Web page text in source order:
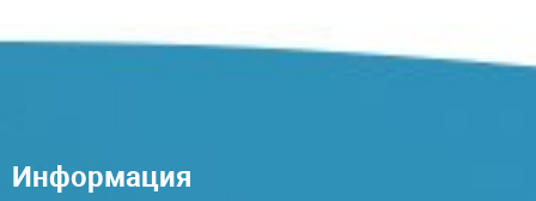
Информация